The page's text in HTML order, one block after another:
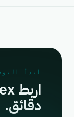
ابدأ
دقائق.